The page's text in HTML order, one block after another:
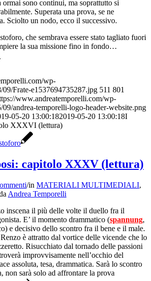
ormai sono continui, ma soprattutto si
Superata una prova, se ne
Sciolto un nodo, ecco il successivo.
che sembrava essere stato tagliato fuori
la sua missione fino in fondo…
wp-
09/Frate-e1537694735287.jpg 511 801
www.andreatemporelli.com/wp-
09/andrea-temporelli-logo-header-website.png
05-20 13:00:182019-05-20 13:00:18I
XXXVI (lettura)
capitolo XXXV (lettura)
/in MATERIALI MULTIMEDIALI,
Andrea Temporelli
inscena il più delle volte il duello fra il
E’ il momento drammatico (spannung,
e decisivo dello scontro fra il bene e il male.
è attratto dal vortice delle vicende che lo
Risucchiato dal tornado delle passioni
improvvisamente nell’occhio del
assoluta, tesa, drammatica. Sarà lo scontro
non sarà solo ad affrontare la prova